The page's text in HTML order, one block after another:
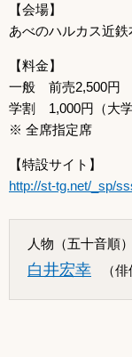
【会場】
あべのハルカス近
【料金】
一般 前売2,500円
学割 1,000円（大学
※ 全席指定席
【特設サイト】
http://st-tg.net/_sp/
人物（五十音順）
白井宏幸 （